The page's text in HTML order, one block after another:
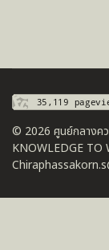
© 2026 ศูนย์กลางคว
KNOWLEDGE TO